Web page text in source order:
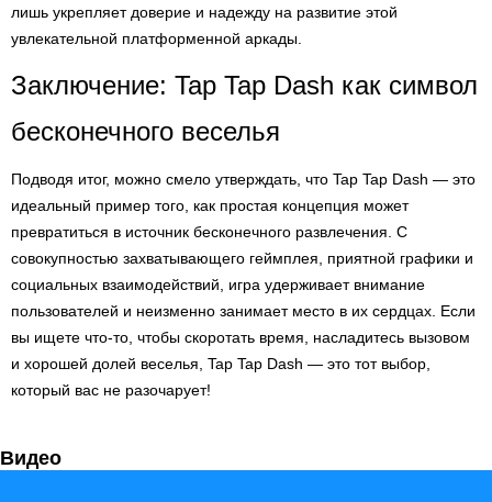
лишь укрепляет доверие и надежду на развитие этой
увлекательной платформенной аркады.
Заключение: Tap Tap Dash как символ
бесконечного веселья
Подводя итог, можно смело утверждать, что Tap Tap Dash — это
идеальный пример того, как простая концепция может
превратиться в источник бесконечного развлечения. С
совокупностью захватывающего геймплея, приятной графики и
социальных взаимодействий, игра удерживает внимание
пользователей и неизменно занимает место в их сердцах. Если
вы ищете что-то, чтобы скоротать время, насладитесь вызовом
и хорошей долей веселья, Tap Tap Dash — это тот выбор,
который вас не разочарует!
Видео